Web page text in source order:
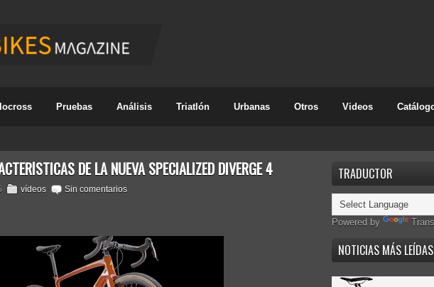
Pruebas Análisis Triatlón Urbanas Otros Videos
DE LA NUEVA SPECIALIZED DIVERGE 4
vídeos Sin comentarios
TRADUCTOR
Powered by
NOTICIAS MÁS LEÍDAS